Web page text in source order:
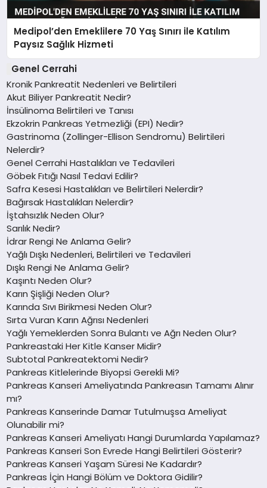
Medipol’den Emeklilere 70 Yaş Sınırı ile Katılım
Paysız Sağlık Hizmeti
Genel Cerrahi
Kronik Pankreatit Nedenleri ve Belirtileri
Akut Biliyer Pankreatit Nedir?
İnsülinoma Belirtileri ve Tanısı
Ekzokrin Pankreas Yetmezliği (EPI) Nedir?
Gastrinoma (Zollinger-Ellison Sendromu) Belirtileri
Nelerdir?
Genel Cerrahi Hastalıkları ve Tedavileri
Göbek Fıtığı Nasıl Tedavi Edilir?
Safra Kesesi Hastalıkları ve Belirtileri Nelerdir?
Bağırsak Hastalıkları Nelerdir?
İştahsızlık Neden Olur?
Sarılık Nedir?
İdrar Rengi Ne Anlama Gelir?
Yağlı Dışkı Nedenleri, Belirtileri ve Tedavileri
Dışkı Rengi Ne Anlama Gelir?
Kaşıntı Neden Olur?
Karın Şişliği Neden Olur?
Karında Sıvı Birikmesi Neden Olur?
Sırta Vuran Karın Ağrısı Nedenleri
Yağlı Yemeklerden Sonra Bulantı ve Ağrı Neden Olur?
Pankreastaki Her Kitle Kanser Midir?
Subtotal Pankreatektomi Nedir?
Pankreas Kitlelerinde Biyopsi Gerekli Mi?
Pankreas Kanseri Ameliyatında Pankreasın Tamamı Alınır
mı?
Pankreas Kanserinde Damar Tutulmuşsa Ameliyat
Olunabilir mi?
Pankreas Kanseri Ameliyatı Hangi Durumlarda Yapılamaz?
Pankreas Kanseri Son Evrede Hangi Belirtileri Gösterir?
Pankreas Kanseri Yaşam Süresi Ne Kadardır?
Pankreas İçin Hangi Bölüm ve Doktora Gidilir?